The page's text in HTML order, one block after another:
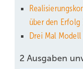
über den Erfolg
Drei Mal Modell
2 Ausgaben